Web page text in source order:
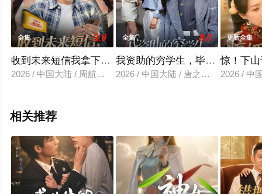
全集 3.0
收到未来短信我拿下首富千金
2026 / 中国大陆 / 周航健＆郭田田
全集 8.0
我资助的穷学生，毕业把我当乞
2026 / 中国大陆 / 唐之斐＆王青泽
更新全集
惊！下
2026 / 中
相关推荐